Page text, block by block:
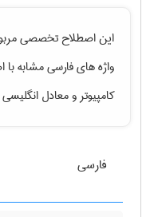
این اصطلاح تخصصی
واژه های فارسی مشابه
کامپیوترو معادل
فارسی